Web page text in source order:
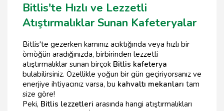
Bitlis'te Hızlı ve Lezzetli
Atıştırmalıklar Sunan Kafeteryalar
Bitlis'te gezerken karnınız acıktığında veya hızlı bir
òmòğün aradığınızda, birbirinden lezzetli
atıştırmalıklar sunan birçok Bitlis kafeterya
bulabilirsiniz. Özellikle yoğun bir gün geçiriyorsanız ve
enerjiye ihtiyacınız varsa, bu kahvaltı mekanları tam
size göre!
Peki, Bitlis lezzetleri arasında hangi atıştırmalıkları